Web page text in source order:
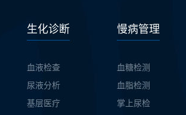
生化诊断
血液检查
尿液分析
基层医疗
慢病管理
血糖检测
血脂检测
掌上尿检